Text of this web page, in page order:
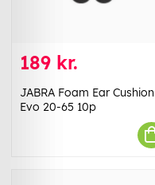
189 kr.
JABRA Foam Ear Cushion
Evo 20-65 10p